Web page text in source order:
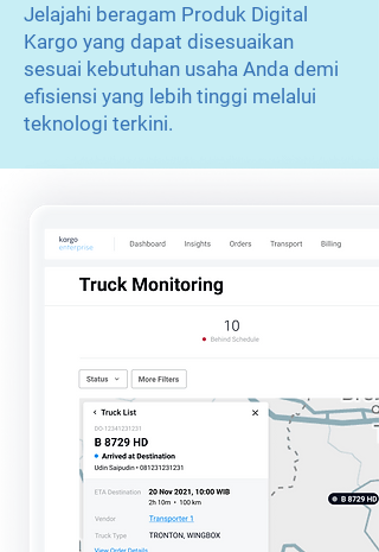
Jelajahi beragam Produk Digital
Kargo yang dapat disesuaikan
sesuai kebutuhan usaha Anda demi
efisiensi yang lebih tinggi melalui
teknologi terkini.